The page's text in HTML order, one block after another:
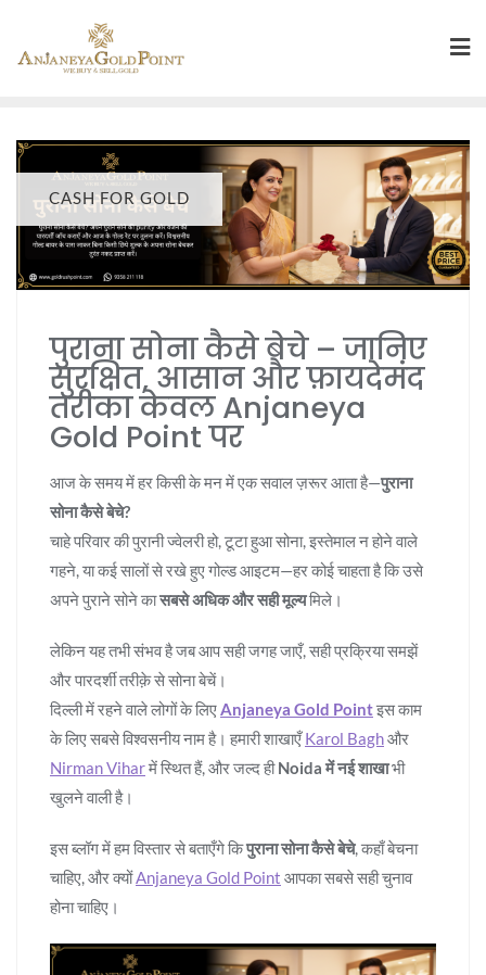
CASH FOR GOLD
पुराना सोना कैसे बेचे – जानिए
सुरक्षित, आसान और फ़ायदेमंद
तरीका केवल Anjaneya
Gold Point पर
आज के समय में हर किसी के मन में एक सवाल ज़रूर आता है—पुराना
सोना कैसे बेचे?
चाहे परिवार की पुरानी ज्वेलरी हो, टूटा हुआ सोना, इस्तेमाल न होने वाले
गहने, या कई सालों से रखे हुए गोल्ड आइटम—हर कोई चाहता है कि उसे
अपने पुराने सोने कासबसे अधिक और सही मूल्यमिले।
लेकिन यह तभी संभव है जब आप सही जगह जाएँ, सही प्रक्रिया समझें
और पारदर्शी तरीक़े से सोना बेचें।
दिल्ली में रहने वाले लोगों के लिएAnjaneya Gold Pointइस काम
के लिए सबसे विश्वसनीय नाम है। हमारी शाखाएँKarol Baghऔर
Nirman Viharमें स्थित हैं, और जल्द हीNoida में नई शाखाभी
खुलने वाली है।
इस ब्लॉग में हम विस्तार से बताएँगे किपुराना सोना कैसे बेचे, कहाँ बेचना
चाहिए, और क्योंAnjaneya Gold Point आपका सबसे सही चुनाव
होना चाहिए।